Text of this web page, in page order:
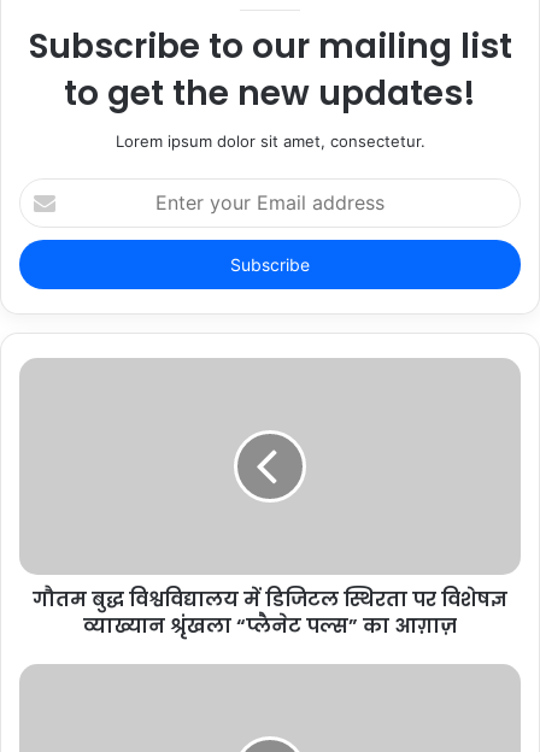
Subscribe to our mailing list
to get the new updates!
Lorem ipsum dolor sit amet, consectetur.
Enter
your
Email
address
गौतम बुद्ध विश्वविद्यालय में डिजिटल स्थिरता पर विशेषज्ञ
व्याख्यान श्रृंखला “प्लैनेट पल्स” का आग़ाज़